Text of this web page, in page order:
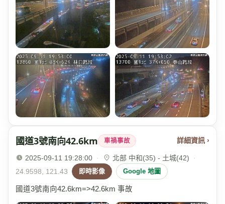
國道3號南向42.6km 車禍事故 詳細資訊 ›
2025-09-11 19:28:00 · 北部 中和(35) - 土城(42)
·
24.9598, 121.43
即時影像 Google 地圖
國道3號南向42.6km=>42.6km 事故